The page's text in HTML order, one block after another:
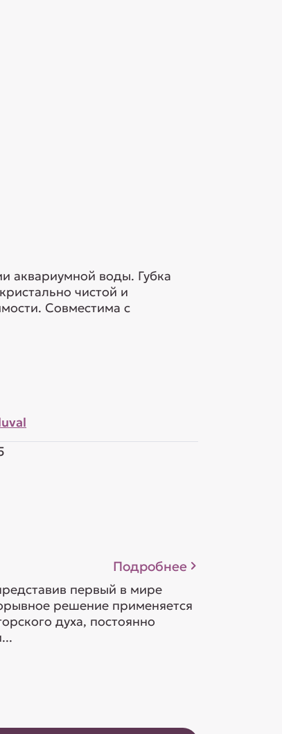
аквариумной воды. Губка
чистой и
Совместима с
Подробнее
первый в мире
решение применяется
духа, постоянно